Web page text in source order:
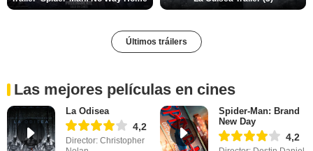
Últimos tráilers
Las mejores películas en cines
La Odisea
4,2
Director: Christopher
Spider-Man: Brand
New Day
4,2